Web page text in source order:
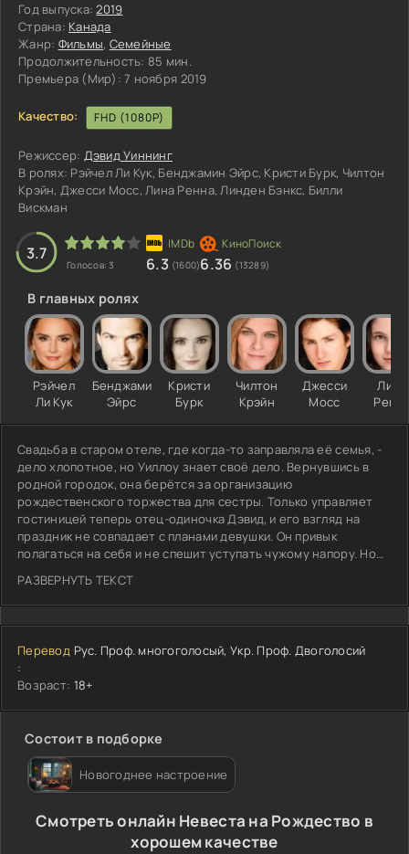
Год выпуска: 2019
Страна: Канада
Жанр: Фильмы, Семейные
Продолжительность: 85 мин.
Премьера (Мир): 7 ноября 2019
Качество: FHD (1080P)
Режиссер: Дэвид Уиннинг
В ролях: Рэйчел Ли Кук, Бенджамин Эйрс, Кристи Бурк, Чилтон
Крэйн, Джесси Мосс, Лина Ренна, Линден Бэнкс, Билли
Вискман
3.7
Голосов:3
4
5
6.3 (1600)6.36 (13289)
В главных ролях
Рэйчел
Ли Кук
Бенджамин
Эйрс
Кристи
Бурк
Чилтон
Крэйн
Джесси
Мосс
Лина
Свадьба в старом отеле, где когда-то заправляла её семья, -
дело хлопотное, но Уиллоу знает своё дело. Вернувшись в
родной городок, она берётся за организацию
рождественского торжества для сестры. Только управляет
гостиницей теперь отец-одиночка Дэвид, и его взгляд на
праздник не совпадает с планами девушки. Он привык
полагаться на себя и не спешит уступать чужому напору. Но
постепенно стирают границу между делом и чем-то тёплым.
Уиллоу уже знает, как украсить зал, и протягивает руку к
старой коробке с игрушками.
РАЗВЕРНУТЬ ТЕКСТ
Перевод
:
Рус. Проф. многоголосый, Укр. Проф. Двоголосий
Возраст: 18+
Состоит в подборке
Новогоднее настроение
Cмотреть онлайн Невеста на Рождество в
хорошем качестве